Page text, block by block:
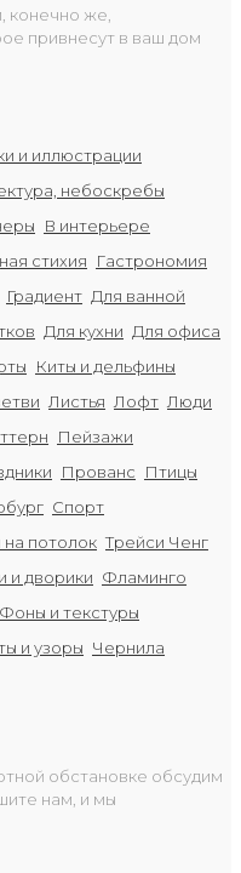
конечно же,
привнесут в ваш дом
и иллюстрации
небоскребы
В интерьере
стихия
Гастрономия
Градиент Для ванной
Для кухни Для офиса
Киты и дельфины
Листья Лофт Люди
Пейзажи
Прованс
Птицы
Спорт
потолок Трейси Ченг
и дворики Фламинго
Фоны и текстуры
и узоры Чернила
обстановке обсудим
нам, и мы